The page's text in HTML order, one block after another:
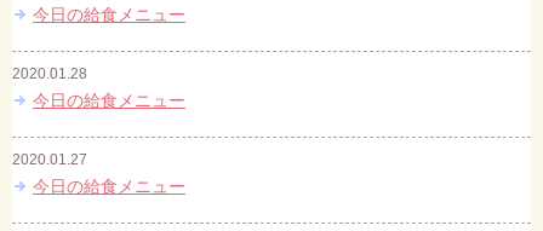
今日の給食メニュー
2020.01.28
今日の給食メニュー
2020.01.27
今日の給食メニュー